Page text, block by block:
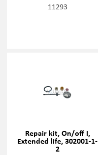
11293
Repair kit, On/off I,
Extended life, 302001-1-
2